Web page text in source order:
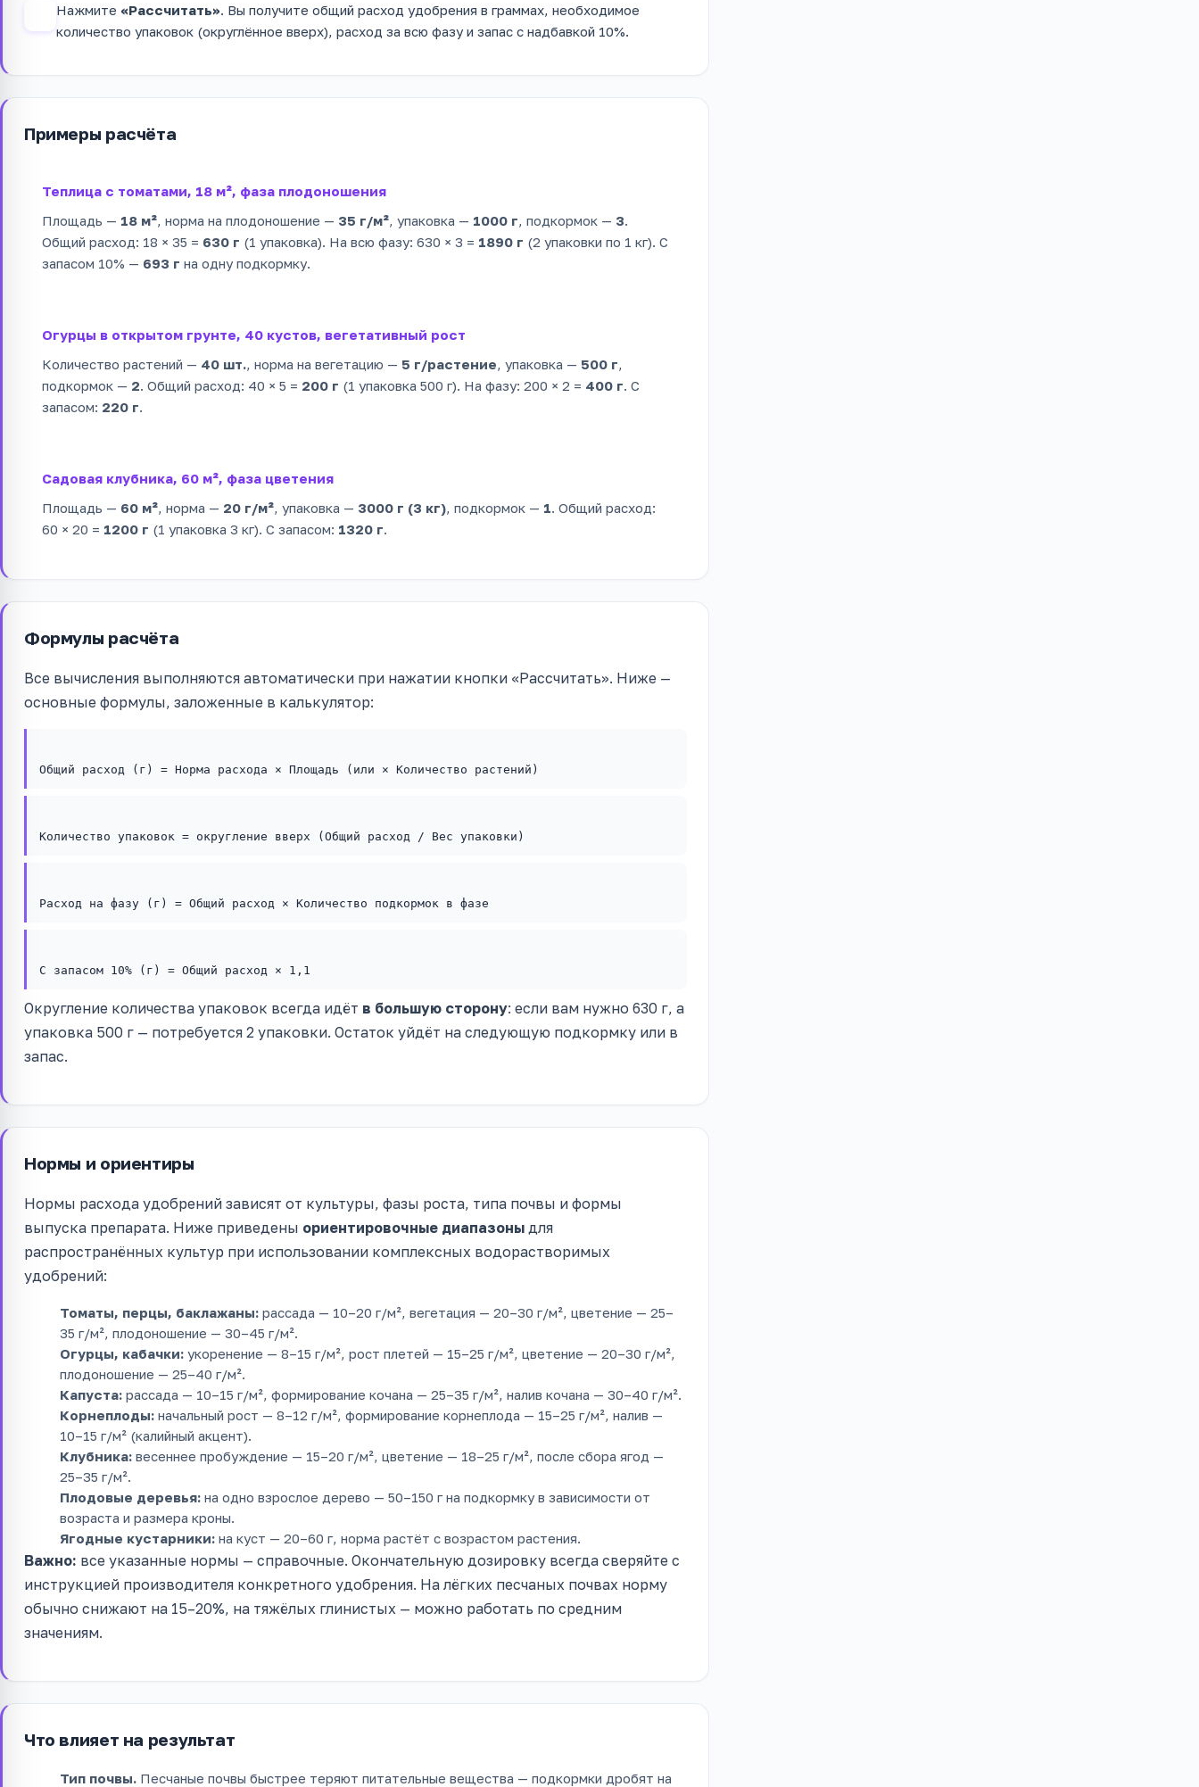
Нажмите «Рассчитать» . Вы получите общий расход удобрения в граммах, необходимое
количество упаковок (округлённое вверх), расход за всю фазу и запас с надбавкой 10%.
Примеры расчёта
Теплица с томатами, 18 м², фаза плодоношения
Площадь — 18 м², норма на плодоношение — 35 г/м², упаковка — 1000 г, подкормок — 3.
Общий расход: 18 × 35 = 630 г (1 упаковка). На всю фазу: 630 × 3 = 1890 г (2 упаковки по 1 кг). С
запасом 10% — 693 г на одну подкормку.
Огурцы в открытом грунте, 40 кустов, вегетативный рост
Количество растений — 40 шт., норма на вегетацию — 5 г/растение, упаковка — 500 г,
подкормок — 2. Общий расход: 40 × 5 = 200 г (1 упаковка 500 г). На фазу: 200 × 2 = 400 г. С
запасом: 220 г.
Садовая клубника, 60 м², фаза цветения
Площадь — 60 м², норма — 20 г/м², упаковка — 3000 г (3 кг), подкормок — 1. Общий расход:
60 × 20 = 1200 г (1 упаковка 3 кг). С запасом: 1320 г.
Формулы расчёта
Все вычисления выполняются автоматически при нажатии кнопки «Рассчитать». Ниже —
основные формулы, заложенные в калькулятор:
Общий расход (г) = Норма расхода × Площадь (или × Количество растений)
Количество упаковок = округление вверх (Общий расход / Вес упаковки)
Расход на фазу (г) = Общий расход × Количество подкормок в фазе
С запасом 10% (г) = Общий расход × 1,1
Округление количества упаковок всегда идёт в большую сторону: если вам нужно 630 г, а
упаковка 500 г — потребуется 2 упаковки. Остаток уйдёт на следующую подкормку или в
запас.
Нормы и ориентиры
Нормы расхода удобрений зависят от культуры, фазы роста, типа почвы и формы
выпуска препарата. Ниже приведены ориентировочные диапазоны для
распространённых культур при использовании комплексных водорастворимых
удобрений:
Томаты, перцы, баклажаны: рассада — 10–20 г/м², вегетация — 20–30 г/м², цветение — 25–
35 г/м², плодоношение — 30–45 г/м².
Огурцы, кабачки: укоренение — 8–15 г/м², рост плетей — 15–25 г/м², цветение — 20–30 г/м²,
плодоношение — 25–40 г/м².
Капуста: рассада — 10–15 г/м², формирование кочана — 25–35 г/м², налив кочана — 30–40 г/м².
Корнеплоды: начальный рост — 8–12 г/м², формирование корнеплода — 15–25 г/м², налив —
10–15 г/м² (калийный акцент).
Клубника: весеннее пробуждение — 15–20 г/м², цветение — 18–25 г/м², после сбора ягод —
25–35 г/м².
Плодовые деревья: на одно взрослое дерево — 50–150 г на подкормку в зависимости от
возраста и размера кроны.
Ягодные кустарники: на куст — 20–60 г, норма растёт с возрастом растения.
Важно: все указанные нормы — справочные. Окончательную дозировку всегда сверяйте с
инструкцией производителя конкретного удобрения. На лёгких песчаных почвах норму
обычно снижают на 15–20%, на тяжёлых глинистых — можно работать по средним
значениям.
Что влияет на результат
Тип почвы. Песчаные почвы быстрее теряют питательные вещества — подкормки дробят на